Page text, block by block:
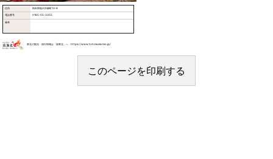
住所 秋田県能代市柳町13-8
電話番号 0185-55-3355
備考
東北の観光・旅行情報は「旅東北」へ https://www.tohokukanko.jp/
このページを印刷する